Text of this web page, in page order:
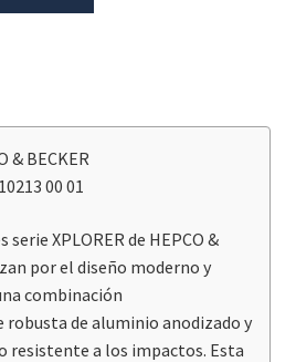
& BECKER
00 01
XPLORER de HEPCO &
por el diseño moderno y
combinación
de aluminio anodizado y
resistente a los impactos. Esta